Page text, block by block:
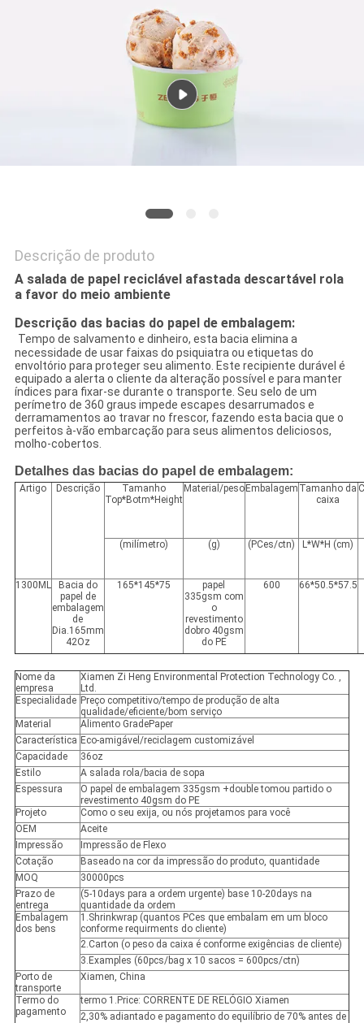
PRIVACIDADE
Descrição de produto
A salada de papel reciclável afastada descartável rola
a favor do meio ambiente
Descrição das bacias do papel de embalagem:
Tempo de salvamento e dinheiro, esta bacia elimina a
necessidade de usar faixas do psiquiatra ou etiquetas do
envoltório para proteger seu alimento. Este recipiente durável é
equipado a alerta o cliente da alteração possível e para manter
índices para fixar-se durante o transporte. Seu selo de um
perímetro de 360 graus impede escapes desarrumados e
derramamentos ao travar no frescor, fazendo esta bacia que o
perfeitos à-vão embarcação para seus alimentos deliciosos,
molho-cobertos.
Detalhes das bacias do papel de embalagem:
Artigo Descrição
Tamanho
Top*Botm*Height
Material/peso Embalagem Tamanho da
caixa
(milímetro) (g) (PCes/ctn) L*W*H (cm)
1300ML
Bacia do
papel de
embalagem
de
Dia.165mm
42Oz
165*145*75
papel
335gsm com
o
revestimento
dobro 40gsm
do PE
600 66*50.5*57.5
Nome da
empresa
Xiamen Zi Heng Environmental Protection Technology Co. ,
Ltd.
Especialidade Preço competitivo/tempo de produção de alta
qualidade/eficiente/bom serviço
Material
Alimento GradePaper
Característica Eco-amigável/reciclagem customizável
Capacidade
36oz
Estilo
A salada rola/bacia de sopa
Espessura
O papel de embalagem 335gsm +double tomou partido o
revestimento 40gsm do PE
Projeto
Como o seu exija, ou nós projetamos para você
OEM
Aceite
Impressão
Impressão de Flexo
Cotação
Baseado na cor da impressão do produto, quantidade
MOQ
30000pcs
Prazo de
entrega
(5-10days para a ordem urgente) base 10-20days na
quantidade da ordem
Embalagem
dos bens
1.Shrinkwrap (quantos PCes que embalam em um bloco
conforme requirments do cliente)
2.Carton (o peso da caixa é conforme exigências de cliente)
3.Examples (60pcs/bag x 10 sacos = 600pcs/ctn)
Porto de
transporte
Xiamen, China
Termo do
pagamento
termo 1.Price: CORRENTE DE RELÓGIO Xiamen
2,30% adiantado e pagamento do equilíbrio de 70% antes de